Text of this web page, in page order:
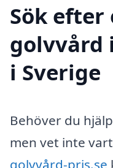
Sök
golvvård
i Sverige
Behöver du
men vet inte
golvvård-pris.se